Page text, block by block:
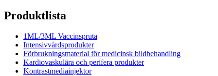
Produktlista
1ML/3ML Vaccinspruta
Intensivvårdsprodukter
Förbrukningsmaterial för medicinsk bildbehandling
Kardiovaskulära och perifera produkter
Kontrastmediainjektor